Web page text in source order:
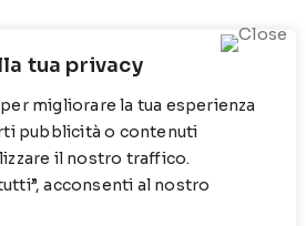
tua privacy
migliorare la tua esperienza
pubblicità o contenuti
il nostro traffico.
acconsenti al nostro
a
Cookie Policy
Privacy Policy